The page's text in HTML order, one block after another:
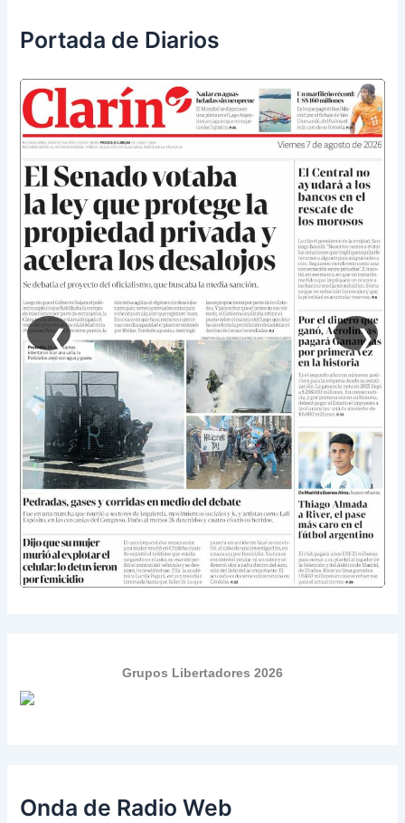
Portada de Diarios
❮ ❯
Grupos Libertadores 2026
Onda de Radio Web